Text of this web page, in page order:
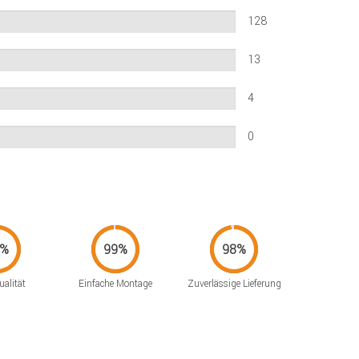
128
13
4
0
Einfache Montage Zuverlässige Lieferung